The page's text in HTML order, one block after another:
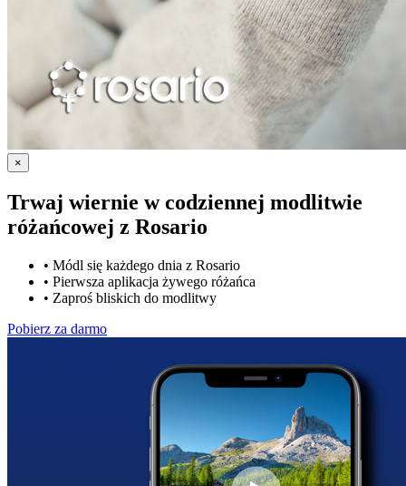
×
Trwaj wiernie w codziennej modlitwie
różańcowej z Rosario
• Módl się każdego dnia z Rosario
• Pierwsza aplikacja żywego różańca
• Zaproś bliskich do modlitwy
Pobierz za darmo